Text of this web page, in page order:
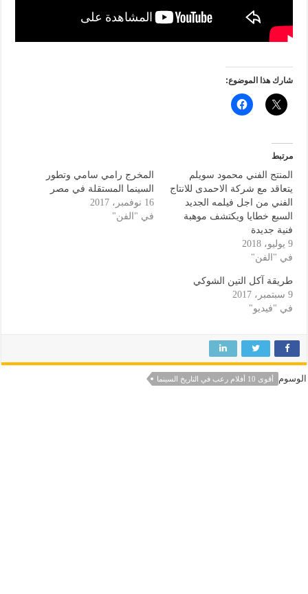
شارك هذا الموضوع:
مرتبط
المنتج الفني محمود سويلم
يتعاقد مع شركة الاحمدى للانتاج
الفني من اجل فيلمه الجديد
السبع خطايا ويكتشف موهبة
فنية جديدة
9 يوليو، 2018
في "الفن"
المخرج رامي سامي وتطور
السينما المستقلة في مصر
16 نوفمبر، 2017
في "الفن"
طريقة آكل التين الشوكي
9 سبتمبر، 2017
في "فيديو"
الوسوم أقوى 10 أفلام رعب في التاريخ السينما